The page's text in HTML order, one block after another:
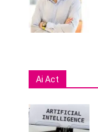
Ai Act